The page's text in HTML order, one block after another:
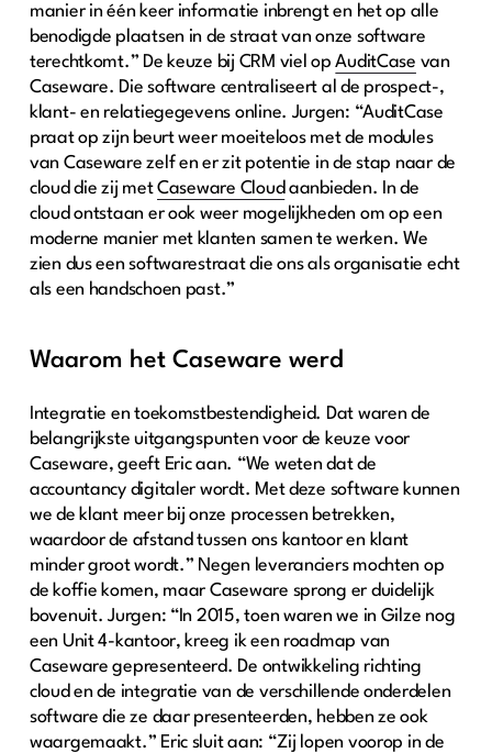
manier in één keer informatie inbrengt en het op alle
benodigde plaatsen in de straat van onze software
terechtkomt.” De keuze bij CRM viel opAuditCase van
Caseware. Die software centraliseert al de prospect-,
klant- en relatiegegevens online. Jurgen: “AuditCase
praat op zijn beurt weer moeiteloos met de modules
van Caseware zelf en er zit potentie in de stap naar de
cloud die zij metCaseware Cloud aanbieden. In de
cloud ontstaan er ook weer mogelijkheden om op een
moderne manier met klanten samen te werken. We
zien dus een softwarestraat die ons als organisatie echt
als een handschoen past.”
Waarom het Caseware werd
Integratie en toekomstbestendigheid. Dat waren de
belangrijkste uitgangspunten voor de keuze voor
Caseware, geeft Eric aan. “We weten dat de
accountancy digitaler wordt. Met deze software kunnen
we de klant meer bij onze processen betrekken,
waardoor de afstand tussen ons kantoor en klant
minder groot wordt.” Negen leveranciers mochten op
de koffie komen, maar Caseware sprong er duidelijk
bovenuit. Jurgen: “In 2015, toen waren we in Gilze nog
een Unit 4-kantoor, kreeg ik een roadmap van
Caseware gepresenteerd. De ontwikkeling richting
cloud en de integratie van de verschillende onderdelen
software die ze daar presenteerden, hebben ze ook
waargemaakt.” Eric sluit aan: “Zij lopen voorop in de